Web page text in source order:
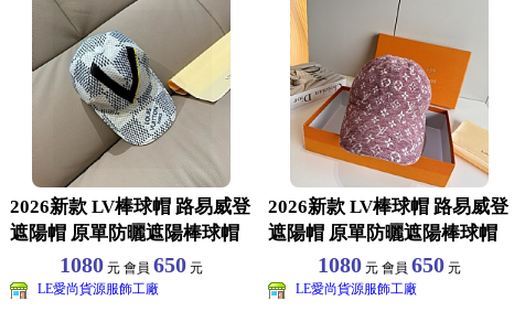
2026新款 LV棒球帽 路易威登
遮陽帽 原單防曬遮陽棒球帽
批發 旅遊
1080元 會員 650元
LE愛尚貨源服飾工廠
2026新款 LV棒球帽 路易威登
遮陽帽 原單防曬遮陽棒球帽
批發 旅遊
1080元 會員 650元
LE愛尚貨源服飾工廠